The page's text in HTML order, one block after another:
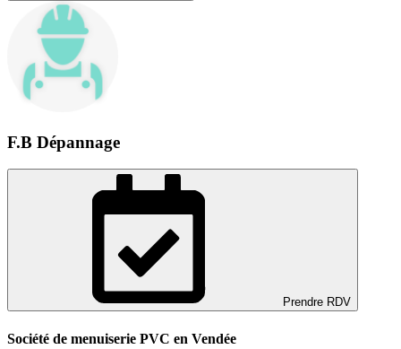
F.B Dépannage
Prendre RDV
Société de menuiserie PVC en Vendée